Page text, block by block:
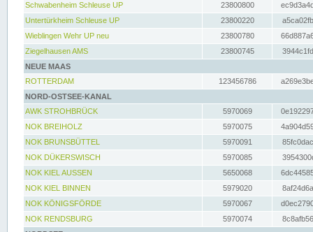
Schwabenheim Schleuse UP
23800800
Untertürkheim Schleuse UP
23800220
Wieblingen Wehr UP neu
23800780
Ziegelhausen AMS
23800745
NEUE MAAS
ROTTERDAM
123456786
NORD-OSTSEE-KANAL
AWK STROHBRÜCK
5970069
NOK BREIHOLZ
5970075
NOK BRUNSBÜTTEL
5970091
NOK DÜKERSWISCH
5970085
NOK KIEL AUSSEN
5650068
NOK KIEL BINNEN
5979020
NOK KÖNIGSFÖRDE
5970067
NOK RENDSBURG
5970074